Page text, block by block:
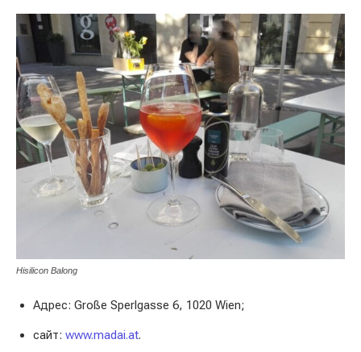
Hisilicon Balong
Адрес: Große Sperlgasse 6, 1020 Wien;
сайт: www.madai.at.